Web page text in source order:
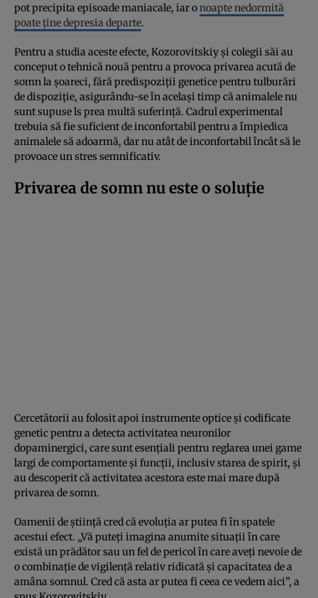
pot precipita episoade maniacale, iar onoapte nedormită
poate ține depresia departe.
Pentru a studia aceste efecte, Kozorovitskiy și colegii săi au
conceput o tehnică nouă pentru a provoca privarea acută de
somn la șoareci, fără predispoziții genetice pentru tulburări
de dispoziție, asigurându-se în același timp că animalele nu
sunt supuse ls prea multă suferință. Cadrul experimental
trebuia să fie suficient de inconfortabil pentru a împiedica
animalele să adoarmă, dar nu atât de inconfortabil încât să le
provoace un stres semnificativ.
Privarea de somn nu este o soluție
Cercetătorii au folosit apoi instrumente optice și codificate
genetic pentru a detecta activitatea neuronilor
dopaminergici, care sunt esențiali pentru reglarea unei game
largi de comportamente și funcții, inclusiv starea de spirit, și
au descoperit că activitatea acestora este mai mare după
privarea de somn.
Oamenii de știință cred că evoluția ar putea fi în spatele
acestui efect. „Vă puteți imagina anumite situații în care
există un prădător sau un fel de pericol în care aveți nevoie de
o combinație de vigilență relativ ridicată și capacitatea de a
amâna somnul. Cred că asta ar putea fi ceea ce vedem aici”, a